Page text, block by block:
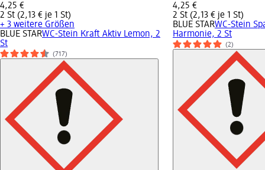
4,25 €
2 St (2,13 € je 1 St)
+ 3 weitere Größen
BLUE STARWC-Stein Kraft Aktiv Lemon, 2
St
(717)
4,25 €
2 St (2,13 € je 1 St)
BLUE STARWC-Stein
Harmonie, 2 St
(2)